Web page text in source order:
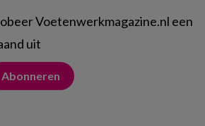
Voetenwerkmagazine.nl een
uit
Abonneren